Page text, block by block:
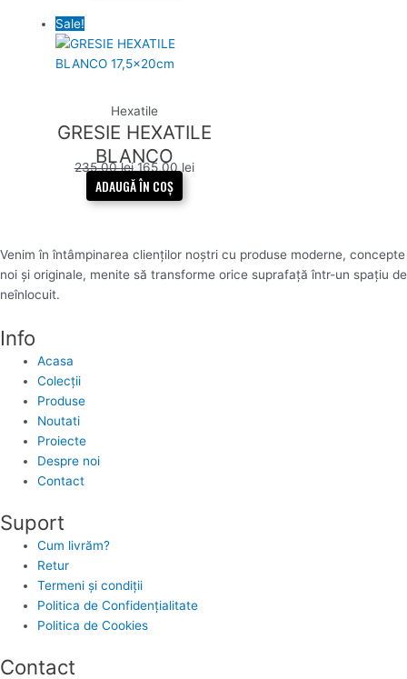
Sale!
Hexatile
GRESIE HEXATILE
BLANCO
17,5x20cm
235,00lei 165,00 lei
ADAUGĂ ÎN COȘ
Venim în întâmpinarea clienților noștri cu produse moderne, concepte
noi și originale, menite să transforme orice suprafață într-un spațiu de
neînlocuit.
Info
Acasa
Colecții
Produse
Noutati
Proiecte
Despre noi
Contact
Suport
Cum livrăm?
Retur
Termeni și condiții
Politica de Confidențialitate
Politica de Cookies
Contact